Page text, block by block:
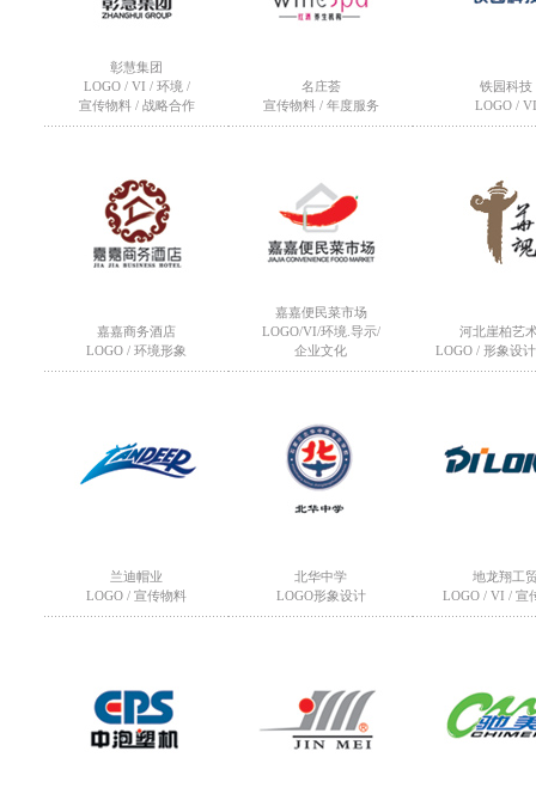
彰慧集团
LOGO / VI / 环境 /
宣传物料 / 战略合作
名庄荟
宣传物料 / 年度服务
铁园科技
LOGO / VI
嘉嘉商务酒店
LOGO / 环境形象
嘉嘉便民菜市场
LOGO/VI/环境.导示/
企业文化
河北崖柏艺
LOGO / 形象设
兰迪帽业
LOGO / 宣传物料
北华中学
LOGO形象设计
地龙翔工
LOGO / VI / 宣